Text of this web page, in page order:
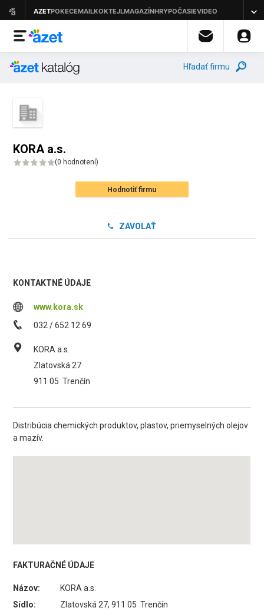
Hľadať firmu
KORA a.s.
(0 hodnotení)
Hodnotiť firmu
ZAVOLAŤ
KONTAKTNÉ ÚDAJE
www.kora.sk
032 / 652 12 69
KORA a.s.
Zlatovská 27
911 05 Trenčín
Distribúcia chemických produktov, plastov, priemyselných olejov
a mazív.
FAKTURAČNÉ ÚDAJE
Názov:
KORA a.s.
Sídlo:
Zlatovská 27, 911 05 Trenčín